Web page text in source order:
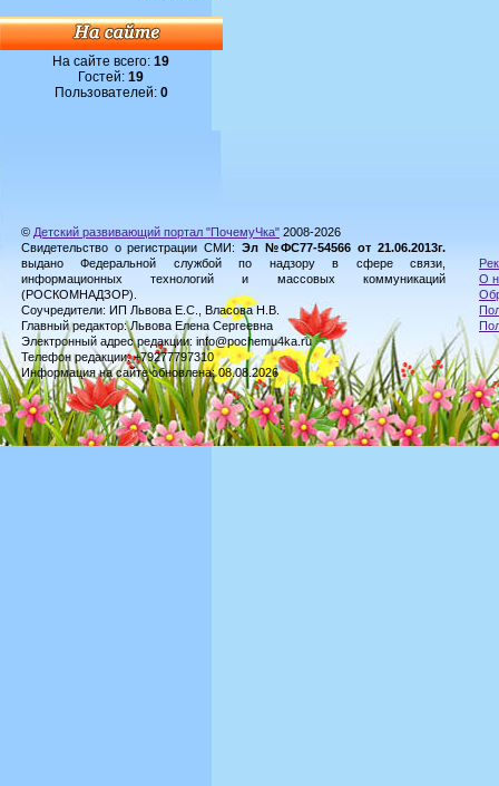
На сайте всего:19
Гостей:19
Пользователей: 0
© Детский развивающий портал "ПочемуЧка" 2008-2026
Свидетельство о регистрации СМИ: Эл №ФС77-54566 от 21.06.2013г.
выдано Федеральной службой по надзору в сфере связи,
информационных технологий и массовых коммуникаций
(РОСКОМНАДЗОР).
Соучредители: ИП Львова Е.С., Власова Н.В.
Главный редактор: Львова Елена Сергеевна
Электронный адрес редакции: info@pochemu4ka.ru
Телефон редакции: +79277797310
Информация на сайте обновлена: 08.08.2026
О